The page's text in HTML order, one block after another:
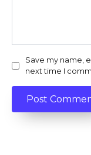
Save my name,
next time I